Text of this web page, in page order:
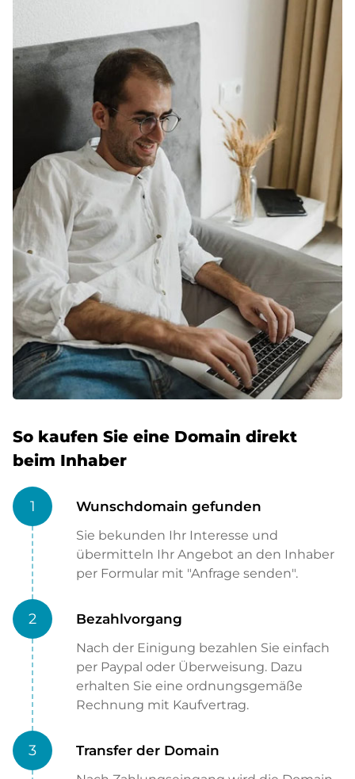
So kaufen Sie eine Domain direkt
beim Inhaber
1 Wunschdomain gefunden
Sie bekunden Ihr Interesse und
übermitteln Ihr Angebot an den Inhaber
per Formular mit "Anfrage senden".
2 Bezahlvorgang
Nach der Einigung bezahlen Sie einfach
per Paypal oder Überweisung. Dazu
erhalten Sie eine ordnungsgemäße
Rechnung mit Kaufvertrag.
3 Transfer der Domain